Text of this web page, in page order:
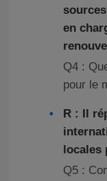
en
Q4 :
pour le
R : Il
locales
Q5 :